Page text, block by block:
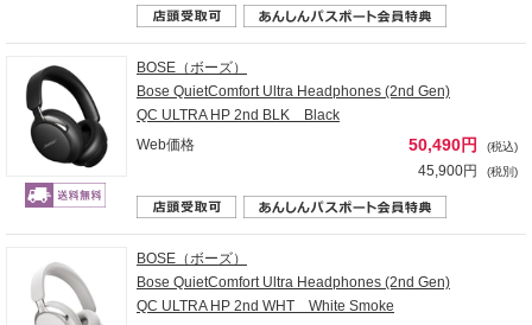
BOSE（ボーズ）
Bose QuietComfort Ultra Headphones (2nd Gen)
QC ULTRA HP 2nd BLK Black
Web価格
50,490円 (税込)
45,900円 (税別)
BOSE（ボーズ）
Bose QuietComfort Ultra Headphones (2nd Gen)
QC ULTRA HP 2nd WHT White Smoke